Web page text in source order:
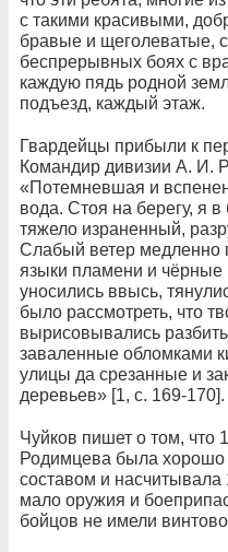
с такими красивыми,
бравые и щеголеватые,
беспрерывных боях с
каждую пядь родной
подъезд, каждый этаж.
Гвардейцы прибыли к
Командир дивизии А. И.
«Потемневшая и
вода. Стоя на берегу, я
тяжело израненный,
Слабый ветер медленно
языки пламени и
уносились ввысь,
было рассмотреть, что
вырисовывались
заваленные обломками
улицы да срезанные и
деревьев» [1, с. 169-170].
Чуйков пишет о том, что
Родимцева была хорошо
составом и насчитывала
мало оружия и
бойцов не имели